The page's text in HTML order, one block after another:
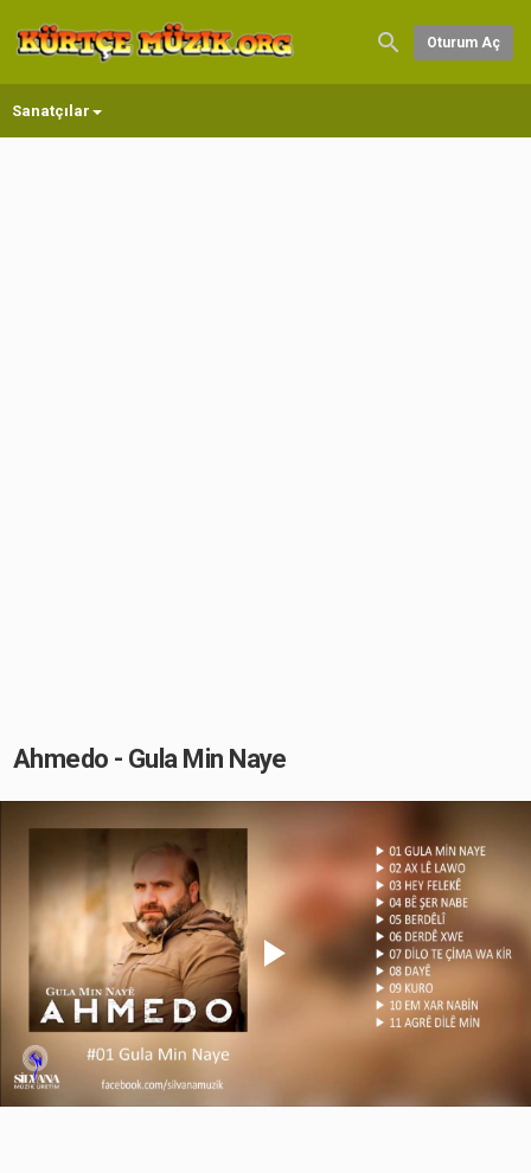
Oturum Aç
Sanatçılar
Ahmedo - Gula Min Naye
Play
Video